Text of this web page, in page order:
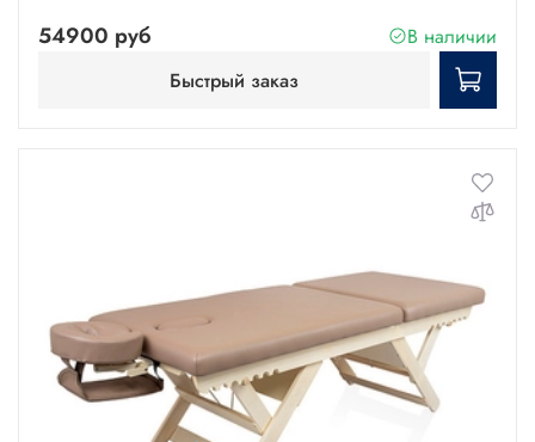
54900 руб
В наличии
Быстрый заказ